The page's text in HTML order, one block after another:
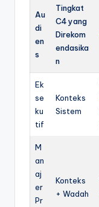
Au
di
en
s
Tingkat
C4 yang
Direkom
endasika
n
Ek
se
ku
tif
Konteks
Sistem
M
an
aj
er
Pr
Konteks
+ Wadah